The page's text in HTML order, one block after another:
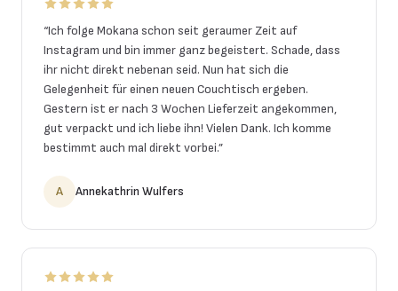
“Ich folge Mokana schon seit geraumer Zeit auf
Instagram und bin immer ganz begeistert. Schade, dass
ihr nicht direkt nebenan seid. Nun hat sich die
Gelegenheit für einen neuen Couchtisch ergeben.
Gestern ist er nach 3 Wochen Lieferzeit angekommen,
gut verpackt und ich liebe ihn! Vielen Dank. Ich komme
bestimmt auch mal direkt vorbei.”
A Annekathrin Wulfers